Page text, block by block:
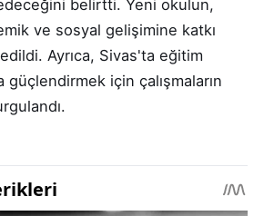
belirtti. Yeni okulun,
ve sosyal gelişimine katkı
Ayrıca, Sivas'ta eğitim
güçlendirmek için çalışmaların